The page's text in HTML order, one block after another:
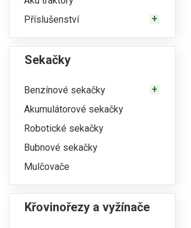
Příslušenství
Sekačky
Benzínové sekačky
Akumulátorové sekačky
Robotické sekačky
Bubnové sekačky
Mulčovače
Křovinořezy a vyžínače